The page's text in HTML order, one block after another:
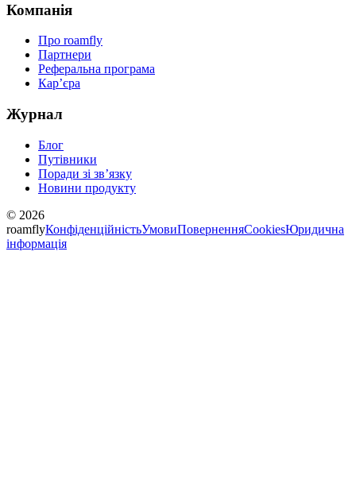
Компанія
Про roamfly
Партнери
Реферальна програма
Карʼєра
Журнал
Блог
Путівники
Поради зі звʼязку
Новини продукту
© 2026
roamflyКонфіденційністьУмовиПоверненняCookiesЮридична
інформація